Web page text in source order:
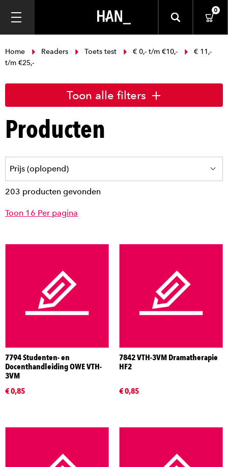
0
Home Readers Toets test € 0,- t/m €10,-
€ 11,-
t/m €25,-
Toon alle filters
Producten
203 producten gevonden
Toon 16 Per pagina
7794 Studenten- en
Docenthandleiding OWE VTH-
3VM
€ 0,85
7842 VTH-3VM Dramatherapie
HF2
€ 0,85